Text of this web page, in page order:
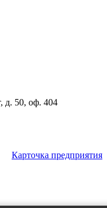
д. 50, оф. 404
Карточка предприятия